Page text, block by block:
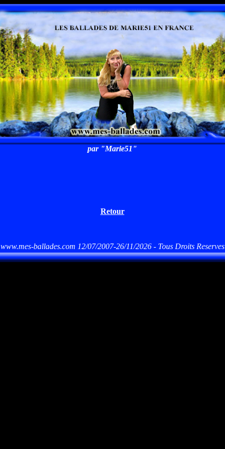
par "Marie51"
Retour
www.mes-ballades.com 12/07/2007-26/11/2026 - Tous Droits Reserves